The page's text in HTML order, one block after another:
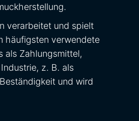
verarbeitet und spielt
häufigsten verwendete
als Zahlungsmittel,
z. B. als
und wird